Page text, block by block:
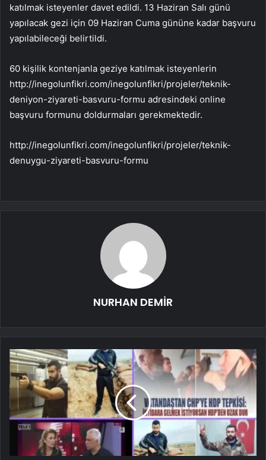
katılmak isteyenler davet edildi. 13 Haziran Salı günü
yapılacak gezi için 09 Haziran Cuma gününe kadar başvuru
yapılabileceği belirtildi.
60 kişilik kontenjanla geziye katılmak isteyenlerin
http://inegolunfikri.com/inegolunfikri/projeler/teknik-
deniyon-ziyareti-basvuru-formu adresindeki online
başvuru formunu doldurmaları gerekmektedir.
http://inegolunfikri.com/inegolunfikri/projeler/teknik-
denuygu-ziyareti-basvuru-formu
NURHAN DEMİR